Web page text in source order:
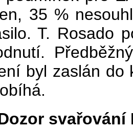
35 %
T. Rosado
byl zaslán do
svařování